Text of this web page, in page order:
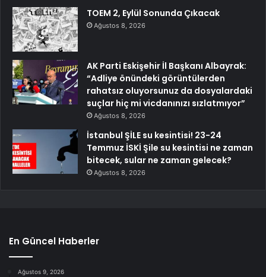
TOEM 2, Eylül Sonunda Çıkacak
Ağustos 8, 2026
AK Parti Eskişehir İl Başkanı Albayrak:
“Adliye önündeki görüntülerden
rahatsız oluyorsunuz da dosyalardaki
suçlar hiç mi vicdanınızı sızlatmıyor”
Ağustos 8, 2026
İstanbul ŞİLE su kesintisi! 23-24
Temmuz İSKİ Şile su kesintisi ne zaman
bitecek, sular ne zaman gelecek?
Ağustos 8, 2026
En Güncel Haberler
Ağustos 9, 2026